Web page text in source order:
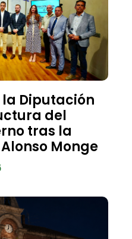
la Diputación
del
tras la
Monge